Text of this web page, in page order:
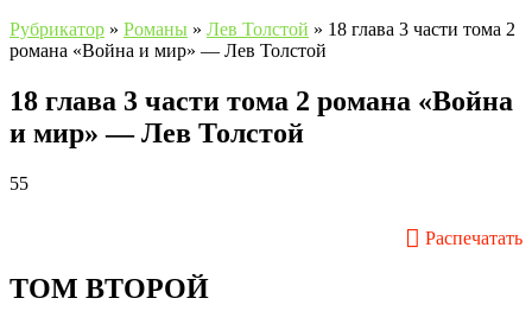
Рубрикатор » Романы » Лев Толстой » 18 глава 3 части тома 2
романа «Война и мир» — Лев Толстой
18 глава 3 части тома 2 романа «Война
и мир» — Лев Толстой
55
Распечатать
ТОМ ВТОРОЙ